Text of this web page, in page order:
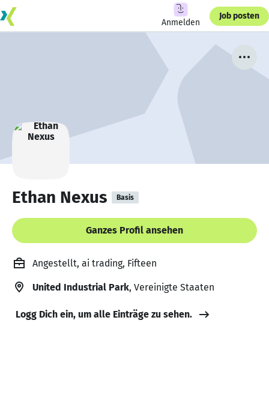
Anmelden
Job posten
Ethan Nexus Basis
Ganzes Profil ansehen
Angestellt, ai trading, Fifteen
United Industrial Park, Vereinigte Staaten
Logg Dich ein, um alle Einträge zu sehen.